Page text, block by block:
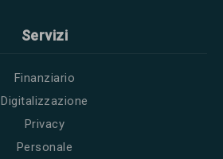
Servizi
Finanziario
Digitalizzazione
Privacy
Personale